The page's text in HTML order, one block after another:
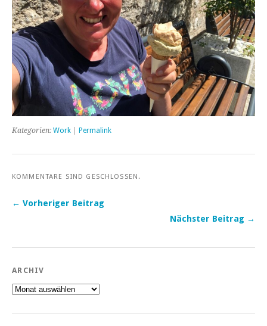
Kategorien: Work Permalink
KOMMENTARE SIND GESCHLOSSEN.
← Vorheriger Beitrag
Nächster Beitrag →
ARCHIV
Archiv